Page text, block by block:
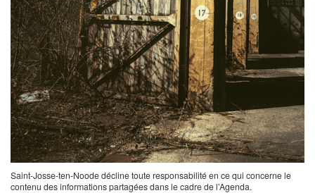
Saint-Josse-ten-Noode décline toute responsabilité en ce qui concerne le
contenu des informations partagées dans le cadre de l’Agenda.